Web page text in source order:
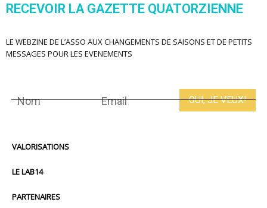
RECEVOIR LA GAZETTE QUATORZIENNE
LE WEBZINE DE L’ASSO AUX CHANGEMENTS DE SAISONS ET DE PETITS
MESSAGES POUR LES EVENEMENTS
VALORISATIONS
LE LAB14
PARTENAIRES